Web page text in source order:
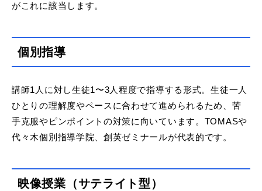
がこれに該当します。
個別指導
講師1人に対し生徒1〜3人程度で指導する形式。生徒一人
ひとりの理解度やペースに合わせて進められるため、苦
手克服やピンポイントの対策に向いています。TOMASや
代々木個別指導学院、創英ゼミナールが代表的です。
映像授業（サテライト型）